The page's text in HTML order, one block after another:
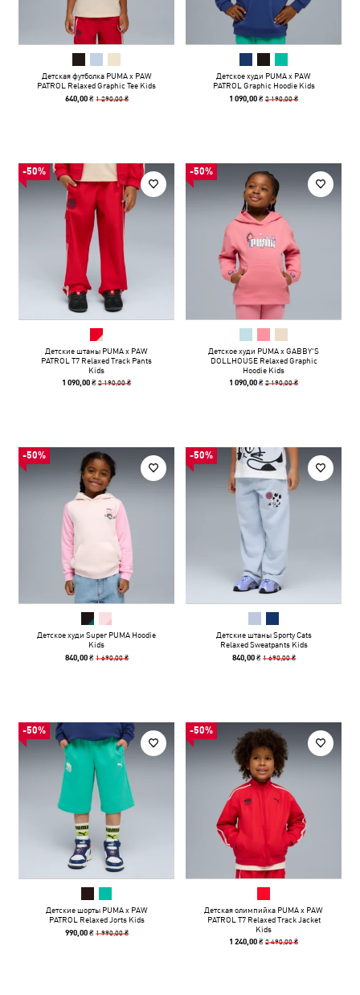
Детская футболка PUMA x PAW
PATROL Relaxed Graphic Tee Kids
640,00 ₴ 1 290,00 ₴
Детское худи PUMA x PAW
PATROL Graphic Hoodie Kids
1 090,00 ₴2 190,00 ₴
-50%
Детские штаны PUMA x PAW
PATROL T7 Relaxed Track Pants
Kids
1 090,00 ₴2 190,00 ₴
-50%
Детское худи PUMA x GABBY'S
DOLLHOUSE Relaxed Graphic
Hoodie Kids
1 090,00 ₴2 190,00 ₴
-50%
Детское худи Super PUMA Hoodie
Kids
840,00 ₴ 1 690,00 ₴
-50%
Детские штаны Sporty Cats
Relaxed Sweatpants Kids
840,00 ₴ 1 690,00 ₴
-50%
Детские шорты PUMA x PAW
PATROL Relaxed Jorts Kids
990,00 ₴ 1 990,00 ₴
-50%
Детская олимпийка PUMA x PAW
PATROL T7 Relaxed Track Jacket
Kids
1 240,00 ₴2 490,00 ₴